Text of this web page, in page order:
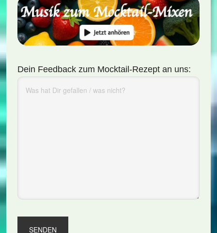
Dein Feedback zum Mocktail-Rezept an uns: